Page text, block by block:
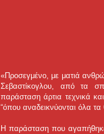
«Προσεγμένο, με ματιά
Σεβαστίκογλου, από τα
παράσταση άρτια τεχνικά
“όπου αναδεικνύονται όλα τα
Η παράσταση που αγαπήθηκε